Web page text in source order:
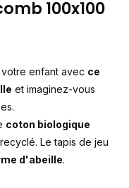
100x100
enfant avec ce
et imaginez-vous
coton biologique
Le tapis de jeu
d'abeille.